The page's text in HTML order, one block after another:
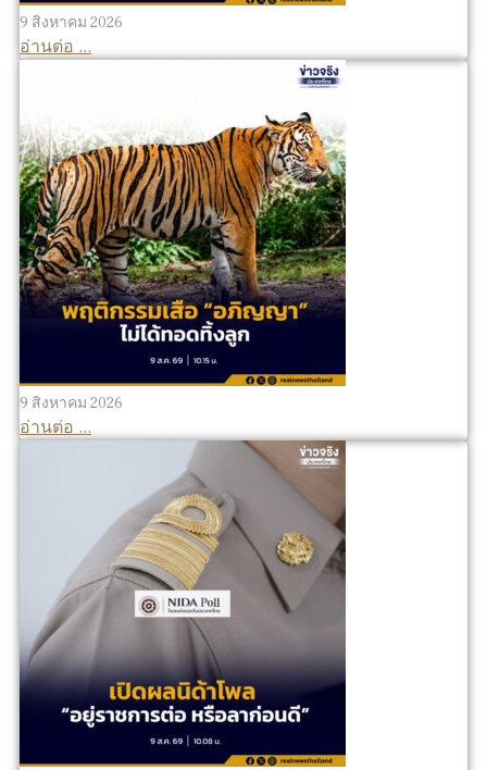
9 สิงหาคม 2026
อ่านต่อ ...
9 สิงหาคม 2026
อ่านต่อ ...